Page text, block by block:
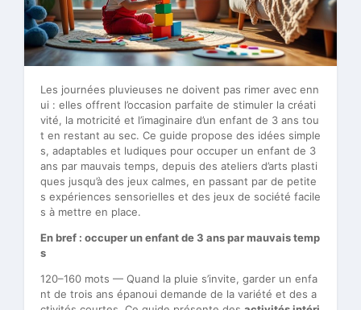
Les journées pluvieuses ne doivent pas rimer avec enn
ui : elles offrent l’occasion parfaite de stimuler la créati
vité, la motricité et l’imaginaire d’un enfant de 3 ans tou
t en restant au sec. Ce guide propose des idées simple
s, adaptables et ludiques pour occuper un enfant de 3
ans par mauvais temps, depuis des ateliers d’arts plasti
ques jusqu’à des jeux calmes, en passant par de petite
s expériences sensorielles et des jeux de société facile
s à mettre en place.
En bref : occuper un enfant de 3 ans par mauvais temp
s
120–160 mots — Quand la pluie s’invite, garder un enfa
nt de trois ans épanoui demande de la variété et des a